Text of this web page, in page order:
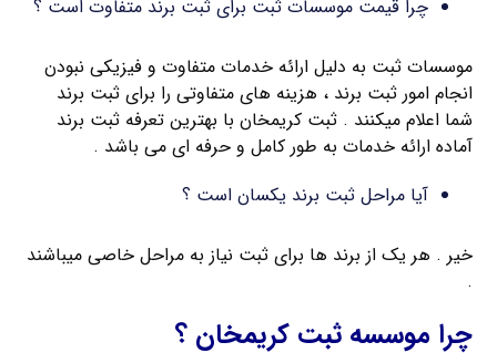
چرا قیمت موسسات ثبت برای ثبت برند متفاوت است ؟
موسسات ثبت به دلیل ارائه خدمات متفاوت و فیزیکی نبودن
انجام امور ثبت برند ، هزینه های متفاوتی را برای ثبت برند
شما اعلام میکنند . ثبت کریمخان با بهترین تعرفه ثبت برند
آماده ارائه خدمات به طور کامل و حرفه ای می باشد .
آیا مراحل ثبت برند یکسان است ؟
خیر . هر یک از برند ها برای ثبت نیاز به مراحل خاصی میباشند
.
چرا موسسه ثبت کریمخان ؟